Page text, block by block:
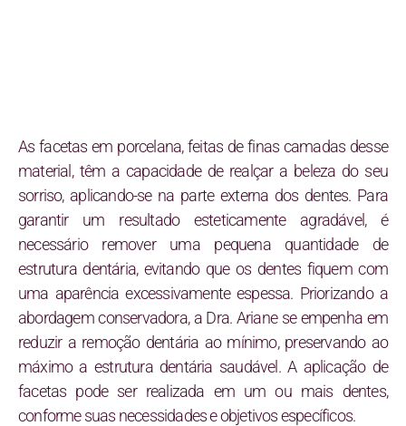
As facetas em porcelana, feitas de finas camadas desse
material, têm a capacidade de realçar a beleza do seu
sorriso, aplicando-se na parte externa dos dentes. Para
garantir um resultado esteticamente agradável, é
necessário remover uma pequena quantidade de
estrutura dentária, evitando que os dentes fiquem com
uma aparência excessivamente espessa. Priorizando a
abordagem conservadora, a Dra. Ariane se empenha em
reduzir a remoção dentária ao mínimo, preservando ao
máximo a estrutura dentária saudável. A aplicação de
facetas pode ser realizada em um ou mais dentes,
conforme suas necessidades e objetivos específicos.